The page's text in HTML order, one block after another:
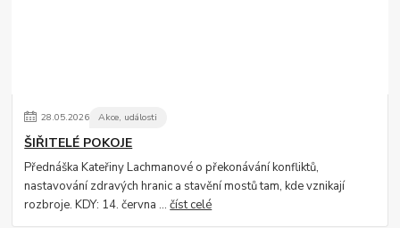
28.05.2026 Akce, události
ŠIŘITELÉ POKOJE
Přednáška Kateřiny Lachmanové o překonávání konfliktů,
nastavování zdravých hranic a stavění mostů tam, kde vznikají
rozbroje. KDY: 14. června ...číst celé